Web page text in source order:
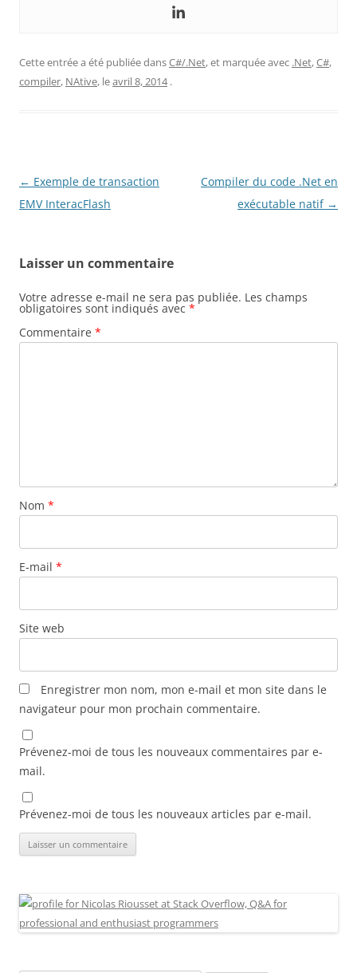
Cette entrée a été publiée dansC#/.Net, et marquée avec .Net,C#,
compiler, NAtive, leavril 8, 2014 .
Navigation
des
← Exemple de transaction
EMV InteracFlash
Compiler du code .Net en
exécutable natif →
Laisser un commentaire
Votre adresse e-mail ne sera pas publiée. Les champs
obligatoires sont indiqués avec *
Commentaire *
Nom *
E-mail *
Site web
Enregistrer mon nom, mon e-mail et mon site dans le
navigateur pour mon prochain commentaire.
Prévenez-moi de tous les nouveaux commentaires par e-
mail.
Prévenez-moi de tous les nouveaux articles par e-mail.